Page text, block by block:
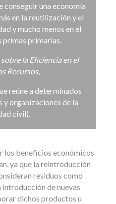
conseguir una economía
en la reutilización y el
y mucho menos en el
primas primarias.
la Eficiencia en el
Recursos,
reúne a determinados
y organizaciones de la
civil).
los beneficios económicos
ya que la reintroducción
residuos como
de nuevas
dichos productos u